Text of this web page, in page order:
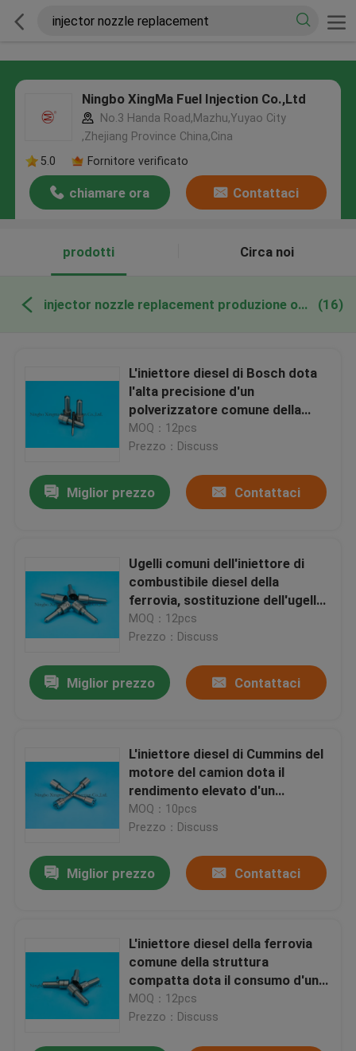
Ningbo XingMa Fuel Injection Co.,Ltd
No.3 Handa Road,Mazhu,Yuyao City
,Zhejiang Province China,Cina
5.0
Fornitore verificato
chiamare ora Contattaci
prodotti Circa noi
injector nozzle replacement produzione online (16)
L'iniettore diesel di Bosch dota
l'alta precisione d'un
polverizzatore comune della
ferrovia della sostituzione
MOQ：12pcs
Prezzo：Discuss
Miglior prezzo Contattaci
Ugelli comuni dell'iniettore di
combustibile diesel della
ferrovia, sostituzione dell'ugello
dell'iniettore di Cummins
MOQ：12pcs
Prezzo：Discuss
Miglior prezzo Contattaci
L'iniettore diesel di Cummins del
motore del camion dota il
rendimento elevato d'un
polverizzatore della ferrovia
comune
MOQ：10pcs
Prezzo：Discuss
Miglior prezzo Contattaci
L'iniettore diesel della ferrovia
comune della struttura
compatta dota il consumo d'un
polverizzatore di combustibile
basso
MOQ：12pcs
Prezzo：Discuss